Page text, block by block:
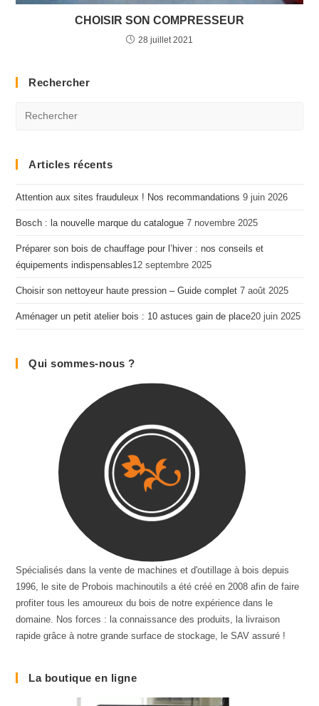
CHOISIR SON COMPRESSEUR​
28 juillet 2021
Rechercher
Articles récents
Attention aux sites frauduleux ! Nos recommandations 9 juin 2026
Bosch : la nouvelle marque du catalogue 7 novembre 2025
Préparer son bois de chauffage pour l’hiver : nos conseils et
équipements indispensables​12 septembre 2025
Choisir son nettoyeur haute pression – Guide complet 7 août 2025
Aménager un petit atelier bois : 10 astuces gain de place​20 juin 2025
Qui sommes-nous ?
Spécialisés dans la vente de machines et d'outillage à bois depuis
1996, le site de Probois machinoutils a été créé en 2008 afin de faire
profiter tous les amoureux du bois de notre expérience dans le
domaine. Nos forces : la connaissance des produits, la livraison
rapide grâce à notre grande surface de stockage, le SAV assuré !
La boutique en ligne